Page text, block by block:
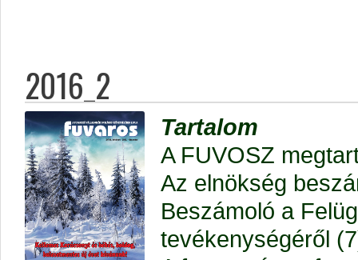
2016_2
Tartalom
A FUVOSZ
Az elnökség
Beszámoló a
tevékenységéről